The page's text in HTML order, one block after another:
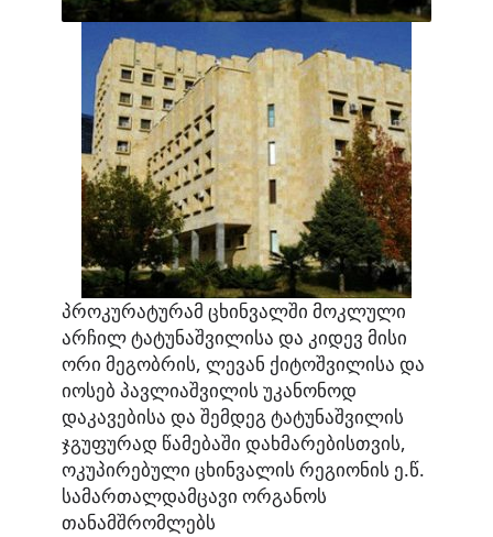
პროკურატურამ ცხინვალში მოკლული
არჩილ ტატუნაშვილისა და კიდევ მისი
ორი მეგობრის, ლევან ქიტოშვილისა და
იოსებ პავლიაშვილის უკანონოდ
დაკავებისა და შემდეგ ტატუნაშვილის
ჯგუფურად წამებაში დახმარებისთვის,
ოკუპირებული ცხინვალის რეგიონის ე.წ.
სამართალდამცავი ორგანოს
თანამშრომლებს